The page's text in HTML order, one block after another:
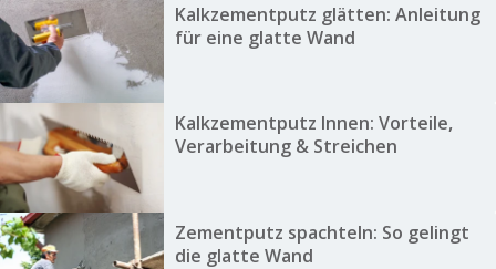
Kalkzementputz glätten: Anleitung
für eine glatte Wand
Kalkzementputz Innen: Vorteile,
Verarbeitung & Streichen
Zementputz spachteln: So gelingt
die glatte Wand